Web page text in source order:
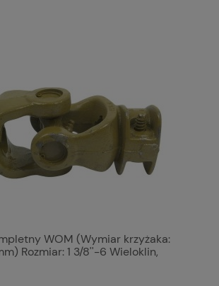
WOM (Wymiar krzyżaka:
Rozmiar: 1 3/8''-6 Wieloklin,
Oa. S.6489